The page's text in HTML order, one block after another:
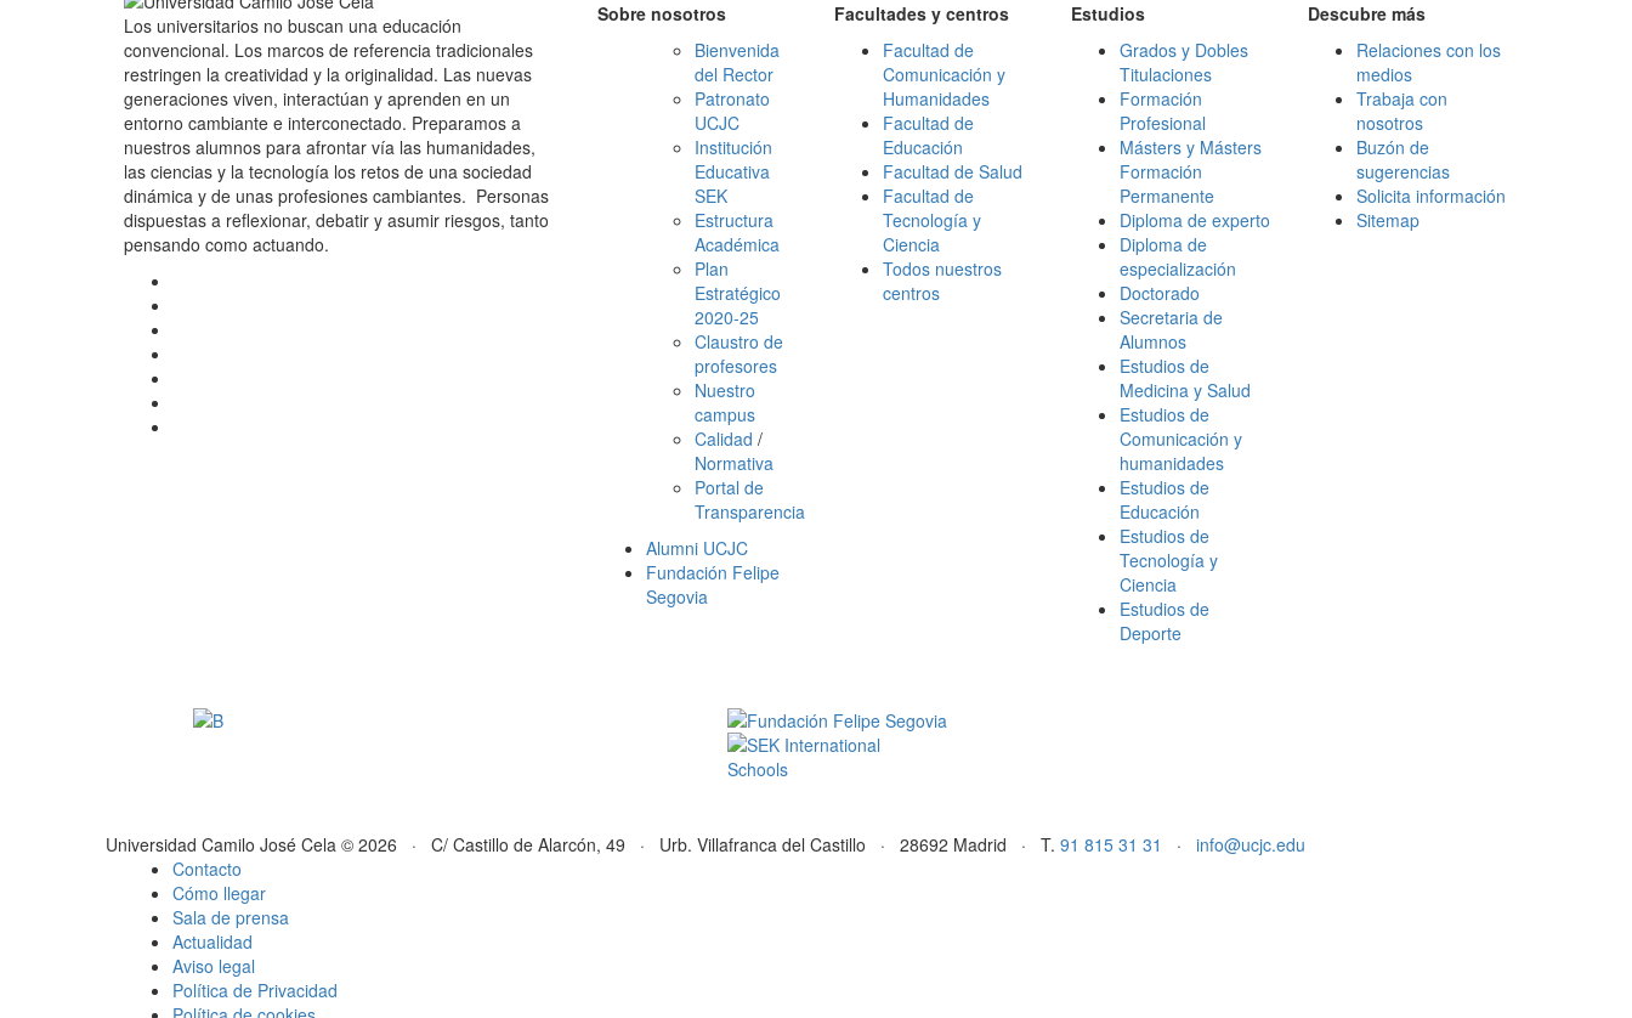
Los universitarios no buscan una educación
convencional. Los marcos de referencia tradicionales
restringen la creatividad y la originalidad. Las nuevas
generaciones viven, interactúan y aprenden en un
entorno cambiante e interconectado. Preparamos a
nuestros alumnos para afrontar vía las humanidades,
las ciencias y la tecnología los retos de una sociedad
dinámica y de unas profesiones cambiantes. Personas
dispuestas a reflexionar, debatir y asumir riesgos, tanto
pensando como actuando.
Sobre nosotros
Bienvenida
del Rector
Patronato
UCJC
Institución
Educativa
SEK
Estructura
Académica
Plan
Estratégico
2020-25
Claustro de
profesores
Nuestro
campus
Calidad /
Normativa
Portal de
Transparencia
Alumni UCJC
Fundación Felipe
Segovia
Facultades y centros
Facultad de
Comunicación y
Humanidades
Facultad de
Educación
Facultad de Salud
Facultad de
Tecnología y
Ciencia
Todos nuestros
centros
Estudios
Grados y Dobles
Titulaciones
Formación
Profesional
Másters y Másters
Formación
Permanente
Diploma de experto
Diploma de
especialización
Doctorado
Secretaria de
Alumnos
Estudios de
Medicina y Salud
Estudios de
Comunicación y
humanidades
Estudios de
Educación
Estudios de
Tecnología y
Ciencia
Estudios de
Deporte
Descubre más
Relaciones con los
medios
Trabaja con
nosotros
Buzón de
sugerencias
Solicita información
Sitemap
Universidad Camilo José Cela © 2026 · C/ Castillo de Alarcón, 49 · Urb. Villafranca del Castillo · 28692 Madrid · T. 91 815 31 31 · info@ucjc.edu
Contacto
Cómo llegar
Sala de prensa
Actualidad
Aviso legal
Política de Privacidad